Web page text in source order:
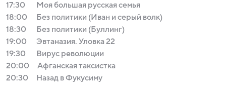
17:30
Моя большая русская семья
18:00
Без политики (Иван и серый волк)
18:30
Без политики (Буллинг)
19:00
Эвтаназия. Уловка 22
19:30
Вирус революции
20:00
Афганская таксистка
20:30
Назад в Фукусиму